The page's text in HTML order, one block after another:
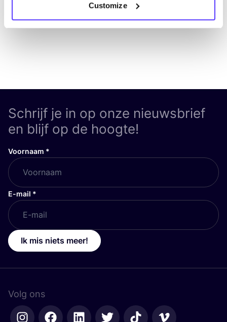
Customize
Schrijf je in op onze nieuwsbrief
en blijf op de hoogte!
Voornaam *
E-mail *
Ik mis niets meer!
Volg ons